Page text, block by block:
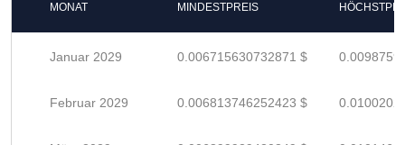
MONAT MINDESTPREIS
Januar 2029 0.006715630732871 $
Februar 2029 0.006813746252423 $